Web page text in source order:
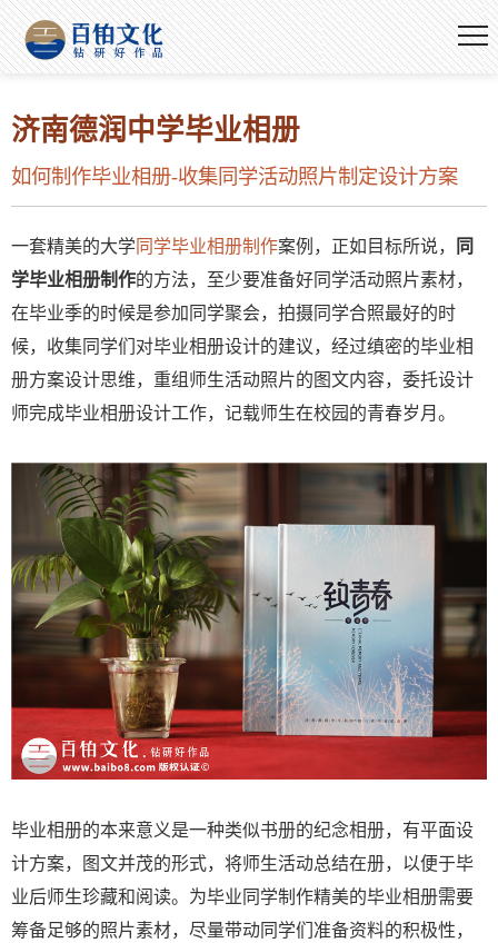
济南德润中学毕业相册
如何制作毕业相册-收集同学活动照片制定设计方案
一套精美的大学同学毕业相册制作案例，正如目标所说， 同
学毕业相册制作的方法，至少要准备好同学活动照片素材，
在毕业季的时候是参加同学聚会，拍摄同学合照最好的时
候，收集同学们对毕业相册设计的建议，经过缜密的毕业相
册方案设计思维，重组师生活动照片的图文内容，委托设计
师完成毕业相册设计工作，记载师生在校园的青春岁月。
毕业相册的本来意义是一种类似书册的纪念相册，有平面设
计方案，图文并茂的形式，将师生活动总结在册，以便于毕
业后师生珍藏和阅读。为毕业同学制作精美的毕业相册需要
筹备足够的照片素材，尽量带动同学们准备资料的积极性，